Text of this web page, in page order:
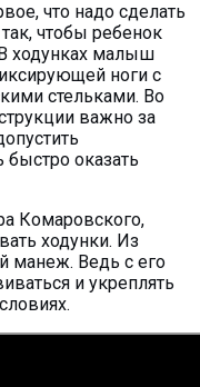
что надо сделать
чтобы ребенок
ходунках малыш
ноги с
стельками. Во
важно за
быстро оказать
Комаровского,
ходунки. Из
манеж. Ведь с его
и укреплять